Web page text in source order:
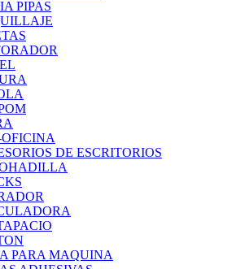
PIPAS
DE ESCRITORIOS
PARA MAQUINA